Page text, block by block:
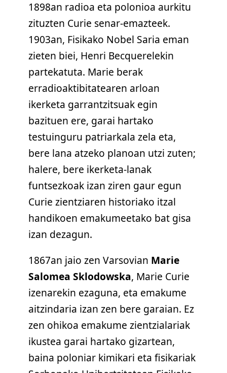
1898an radioa eta polonioa aurkitu
zituzten Curie senar-emazteek.
1903an, Fisikako Nobel Saria eman
zieten biei, Henri Becquerelekin
partekatuta. Marie berak
erradioaktibitatearen arloan
ikerketa garrantzitsuak egin
bazituen ere, garai hartako
testuinguru patriarkala zela eta,
bere lana atzeko planoan utzi zuten;
halere, bere ikerketa-lanak
funtsezkoak izan ziren gaur egun
Curie zientziaren historiako itzal
handikoen emakumeetako bat gisa
izan dezagun.
1867an jaio zen Varsovian Marie
Salomea Sklodowska, Marie Curie
izenarekin ezaguna, eta emakume
aitzindaria izan zen bere garaian. Ez
zen ohikoa emakume zientzialariak
ikustea garai hartako gizartean,
baina poloniar kimikari eta fisikariak